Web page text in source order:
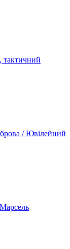
тактичний
/ Ювілейний